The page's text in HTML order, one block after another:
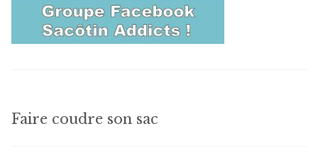
Faire coudre son sac